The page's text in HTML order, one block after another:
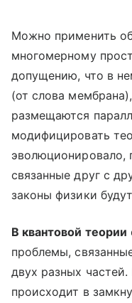
Можно применить
многомерному
допущению, что в
(от слова
размещаются
модифицировать
эволюционировало,
связанные друг с
законы физики
В квантовой теории
проблемы,
двух разных
происходит в